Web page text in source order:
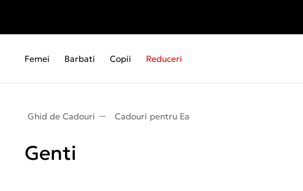
Femei Barbati Copii Reduceri
Ghid de Cadouri Cadouri pentru Ea
Genti